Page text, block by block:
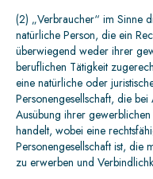
(2) „Verbraucher“ im Sinne
natürliche Person, die ein
überwiegend weder ihrer
beruflichen Tätigkeit
eine natürliche oder
Personengesellschaft, die bei
Ausübung ihrer
handelt, wobei eine
Personengesellschaft ist, die
zu erwerben und